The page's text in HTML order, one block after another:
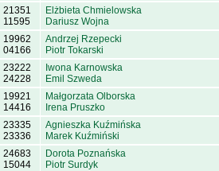
21351
11595
Elżbieta Chmielowska
Dariusz Wojna
19962
04166
Andrzej Rzepecki
Piotr Tokarski
23222
24228
Iwona Karnowska
Emil Szweda
19921
14416
Małgorzata Olborska
Irena Pruszko
23335
23336
Agnieszka Kuźmińska
Marek Kuźmiński
24683
15044
Dorota Poznańska
Piotr Surdyk